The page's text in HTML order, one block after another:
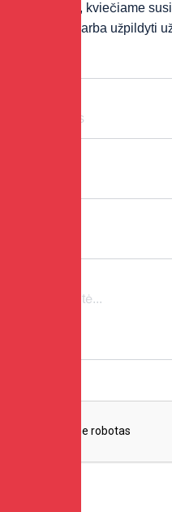
, kviečiame
arba užpildyti